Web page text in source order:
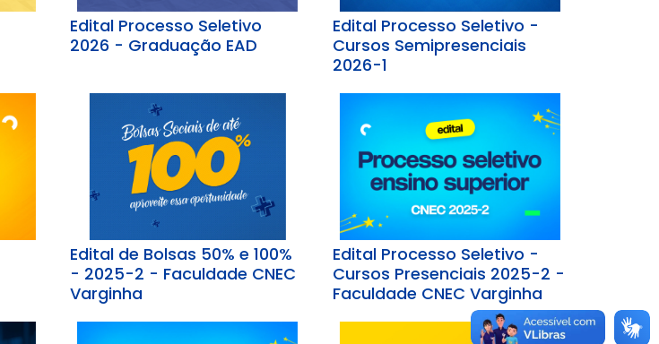
Edital Processo Seletivo
2026 - Graduação EAD
Edital Processo Seletivo -
Cursos Semipresenciais
2026-1
Edital de Bolsas 50% e 100%
- 2025-2 - Faculdade CNEC
Varginha
Edital Processo Seletivo -
Cursos Presenciais 2025-2 -
Faculdade CNEC Varginha